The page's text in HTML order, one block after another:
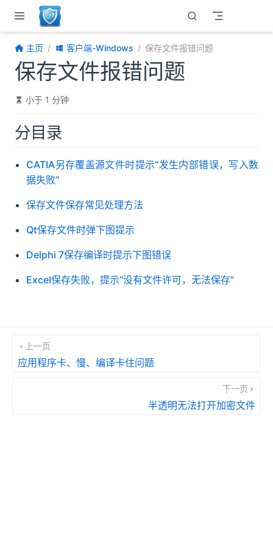
跳至主要內容
主页 客户端-Windows 保存文件报错问题
保存文件报错问题
小于 1 分钟
分目录
CATIA另存覆盖源文件时提示“发生内部错误，写入数
据失败”
保存文件保存常见处理方法
Qt保存文件时弹下图提示
Delphi 7保存编译时提示下图错误
Excel保存失败，提示“没有文件许可，无法保存”
上一页
应用程序卡、慢、编译卡住问题
下一页
半透明无法打开加密文件